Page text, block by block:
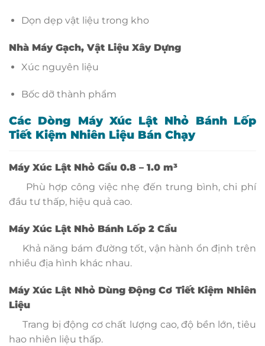
Dọn dẹp vật liệu trong kho
Nhà Máy Gạch, Vật Liệu Xây Dựng
Xúc nguyên liệu
Bốc dỡ thành phẩm
Các Dòng Máy Xúc Lật Nhỏ Bánh Lốp
Tiết Kiệm Nhiên Liệu Bán Chạy
Máy Xúc Lật Nhỏ Gầu 0.8 – 1.0 m³
Phù hợp công việc nhẹ đến trung bình, chi phí
đầu tư thấp, hiệu quả cao.
Máy Xúc Lật Nhỏ Bánh Lốp 2 Cầu
Khả năng bám đường tốt, vận hành ổn định trên
nhiều địa hình khác nhau.
Máy Xúc Lật Nhỏ Dùng Động Cơ Tiết Kiệm Nhiên
Liệu
Trang bị động cơ chất lượng cao, độ bền lớn, tiêu
hao nhiên liệu thấp.